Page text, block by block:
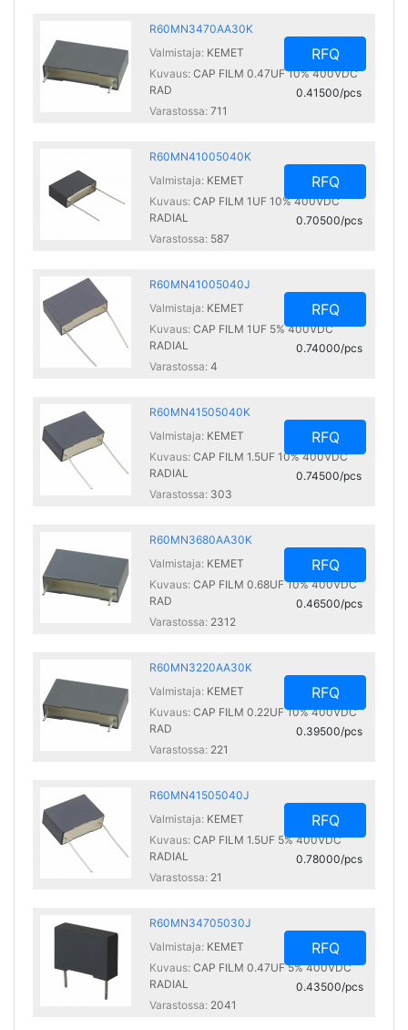
R60MN3470AA30K
Valmistaja: KEMET
Kuvaus: CAP FILM 0.47UF 10% 400VDC
RAD
Varastossa: 711
RFQ
0.41500/pcs
R60MN41005040K
Valmistaja: KEMET
Kuvaus: CAP FILM 1UF 10% 400VDC
RADIAL
Varastossa: 587
RFQ
0.70500/pcs
R60MN41005040J
Valmistaja: KEMET
Kuvaus: CAP FILM 1UF 5% 400VDC
RADIAL
Varastossa: 4
RFQ
0.74000/pcs
R60MN41505040K
Valmistaja: KEMET
Kuvaus: CAP FILM 1.5UF 10% 400VDC
RADIAL
Varastossa: 303
RFQ
0.74500/pcs
R60MN3680AA30K
Valmistaja: KEMET
Kuvaus: CAP FILM 0.68UF 10% 400VDC
RAD
Varastossa: 2312
RFQ
0.46500/pcs
R60MN3220AA30K
Valmistaja: KEMET
Kuvaus: CAP FILM 0.22UF 10% 400VDC
RAD
Varastossa: 221
RFQ
0.39500/pcs
R60MN41505040J
Valmistaja: KEMET
Kuvaus: CAP FILM 1.5UF 5% 400VDC
RADIAL
Varastossa: 21
RFQ
0.78000/pcs
R60MN34705030J
Valmistaja: KEMET
Kuvaus: CAP FILM 0.47UF 5% 400VDC
RADIAL
Varastossa: 2041
RFQ
0.43500/pcs